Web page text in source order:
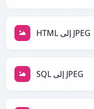
HTML إلى JPEG
SQL إلى JPEG